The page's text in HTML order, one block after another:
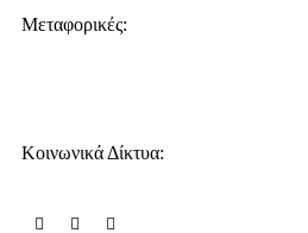
Μεταφορικές:
Κοινωνικά Δίκτυα: